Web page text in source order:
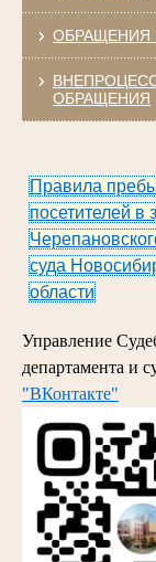
ОБРАЩЕНИЯ
ОБРАЩЕНИЯ
Правила
посетителей в
суда
области
Управление
департамента и
"ВКонтакте"